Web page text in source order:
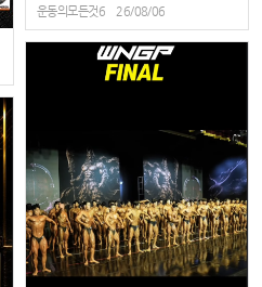
운동의모든것6 26/08/06